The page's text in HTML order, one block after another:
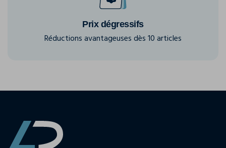
Prix dégressifs
Réductions avantageuses dès 10 articles